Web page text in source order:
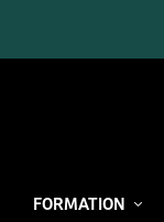
FORMATION